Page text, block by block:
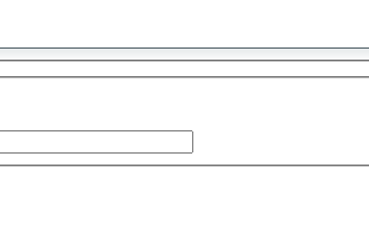
sugestão
encontrada